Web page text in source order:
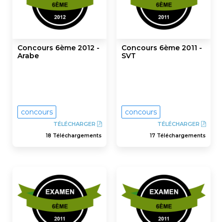
Concours 6ème 2012 -
Arabe
concours
TÉLÉCHARGER
18 Téléchargements
Concours 6ème 2011 -
SVT
concours
TÉLÉCHARGER
17 Téléchargements